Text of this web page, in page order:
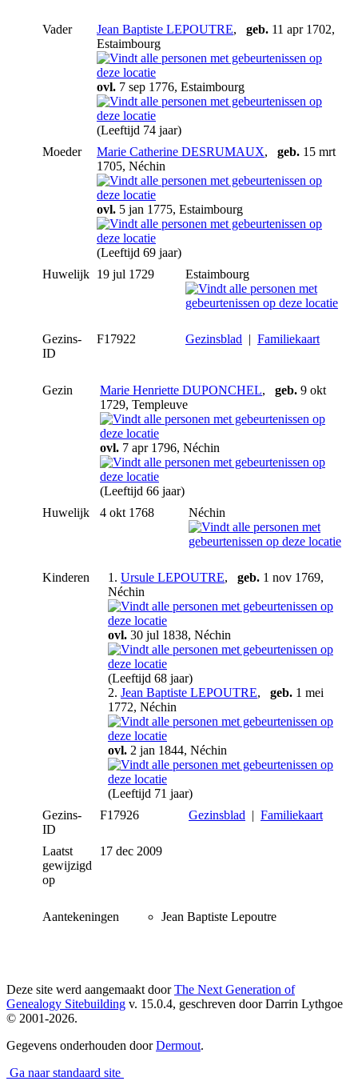
Vader Jean Baptiste LEPOUTRE, geb. 11 apr 1702,
Estaimbourg
ovl. 7 sep 1776, Estaimbourg
(Leeftijd 74 jaar)
Moeder
Marie Catherine DESRUMAUX, geb. 15 mrt
1705, Néchin
ovl. 5 jan 1775, Estaimbourg
(Leeftijd 69 jaar)
Huwelijk 19 jul 1729 Estaimbourg
Gezins-
ID
F17922 Gezinsblad | Familiekaart
Gezin Marie Henriette DUPONCHEL, geb. 9 okt
1729, Templeuve
ovl. 7 apr 1796, Néchin
(Leeftijd 66 jaar)
Huwelijk
4 okt 1768 Néchin
Kinderen 1. Ursule LEPOUTRE, geb. 1 nov 1769,
Néchin
ovl. 30 jul 1838, Néchin
(Leeftijd 68 jaar)
2. Jean Baptiste LEPOUTRE, geb. 1 mei
1772, Néchin
ovl. 2 jan 1844, Néchin
(Leeftijd 71 jaar)
Gezins-
ID
F17926 Gezinsblad | Familiekaart
Laatst
gewijzigd
op
17 dec 2009
Aantekeningen Jean Baptiste Lepoutre
Deze site werd aangemaakt doorThe Next Generation of
Genealogy Sitebuilding v. 15.0.4, geschreven door Darrin Lythgoe
© 2001-2026.
Gegevens onderhouden doorDermout.
Ga naar standaard site